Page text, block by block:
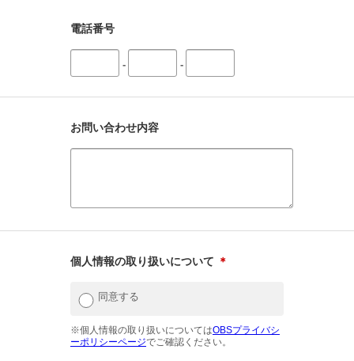
電話番号
- -
お問い合わせ内容
個人情報の取り扱いについて ＊
同意する
※個人情報の取り扱いについてはOBSプライバシ
ーポリシーページでご確認ください。